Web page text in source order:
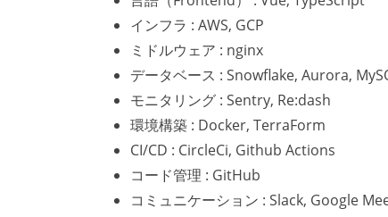
インフラ : AWS, GCP
ミドルウェア : nginx
データベース : Snowflake, Aurora,
モニタリング : Sentry, Re:dash
環境構築 : Docker, TerraForm
CI/CD : CircleCi, Github Actions
コード管理 : GitHub
コミュニケーション : Slack, Google